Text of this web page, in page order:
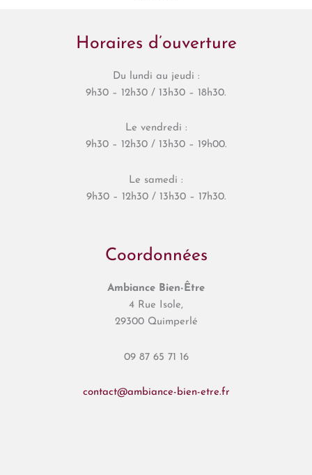
Horaires d’ouverture
Du lundi au jeudi :
9h30 – 12h30 / 13h30 – 18h30.
Le vendredi :
9h30 – 12h30 / 13h30 – 19h00.
Le samedi :
9h30 – 12h30 / 13h30 – 17h30.
Coordonnées
Ambiance Bien-Être
4 Rue Isole,
29300 Quimperlé
09 87 65 71 16
contact@ambiance-bien-etre.fr